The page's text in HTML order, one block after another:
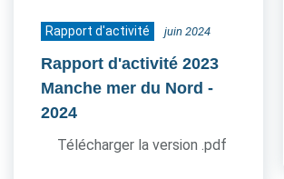
Rapport d'activité juin 2024
Rapport d'activité 2023
Manche mer du Nord -
2024
Télécharger la version .pdf